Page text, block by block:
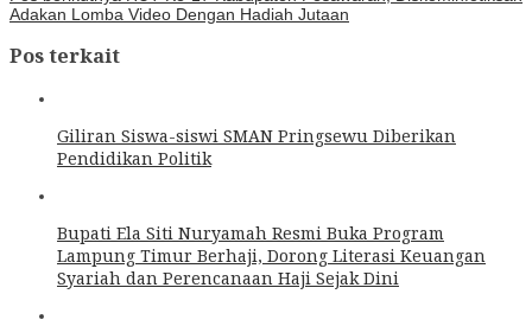
Adakan Lomba Video Dengan Hadiah Jutaan
Pos terkait
Giliran Siswa-siswi SMAN Pringsewu Diberikan
Pendidikan Politik
Bupati Ela Siti Nuryamah Resmi Buka Program
Lampung Timur Berhaji, Dorong Literasi Keuangan
Syariah dan Perencanaan Haji Sejak Dini